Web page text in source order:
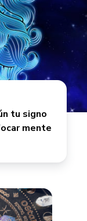
tu signo
mente